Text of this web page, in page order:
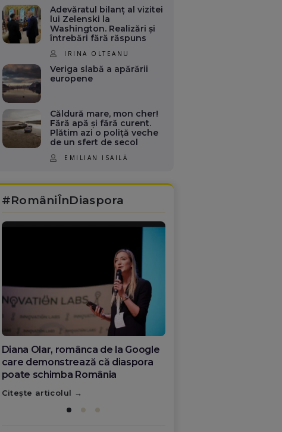
Adevăratul bilanț al vizitei
lui Zelenski la
Washington. Realizări și
întrebări fără răspuns
IRINA OLTEANU
Veriga slabă a apărării
europene
Căldură mare, mon cher!
Fără apă și fără curent.
Plătim azi o poliță veche
de un sfert de secol
EMILIAN ISAILĂ
#RomâniÎnDiaspora
Din sala de operație din Italia,
către viitorul medicinei românești.
Medicul Florin Puflea: majoritatea
românilor plecați nu s-au rupt de
țară
Citește articolul